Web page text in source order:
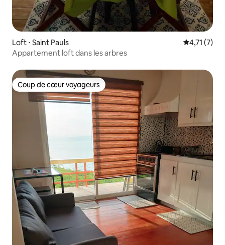
Loft ⋅ Saint Pauls Évaluation
4,71 (7)
Appartement loft dans les arbres
Coup de cœur voyageurs
Coup de cœur voyageurs